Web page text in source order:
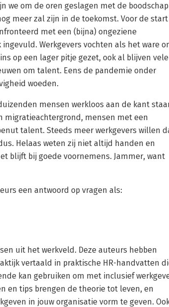
we om de oren geslagen met de boodschap
meer zal zijn in de toekomst. Voor de start
met een (bijna) ongeziene
Werkgevers vochten als het ware
op een lager pitje gezet, ook al blijven vele
om talent. Eens de pandemie onder
woeden.
mensen werkloos aan de kant
migratieachtergrond, mensen met een
talent. Steeds meer werkgevers willen
Helaas weten zij niet altijd handen en
blijft bij goede voornemens. Jammer, want
een antwoord op vragen als:
uit het werkveld. Deze auteurs hebben
vertaald in praktische HR-handvatten
kan gebruiken om met inclusief
en tips brengen de theorie tot leven, en
in jouw organisatie vorm te geven.